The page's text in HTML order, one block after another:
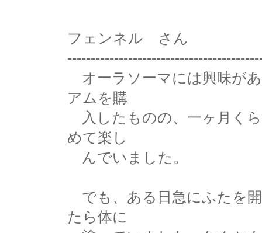
フェンネル さん
オーラソーマには興味が
アムを購
入したものの、一ヶ月く
めて楽し
んでいました。
でも、ある日急にふたを
たら体に